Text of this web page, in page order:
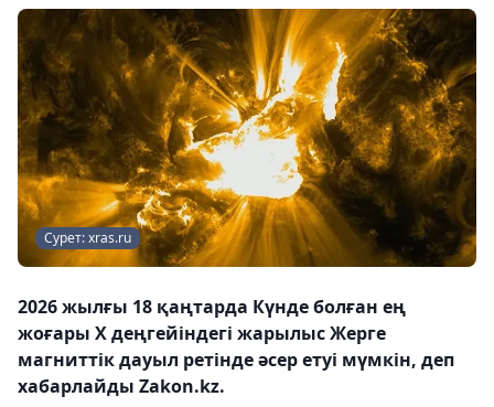
Сурет: xras.ru
2026 жылғы 18 қаңтарда Күнде болған ең
жоғары X деңгейіндегі жарылыс Жерге
магниттік дауыл ретінде әсер етуі мүмкін, деп
хабарлайды Zakon.kz.